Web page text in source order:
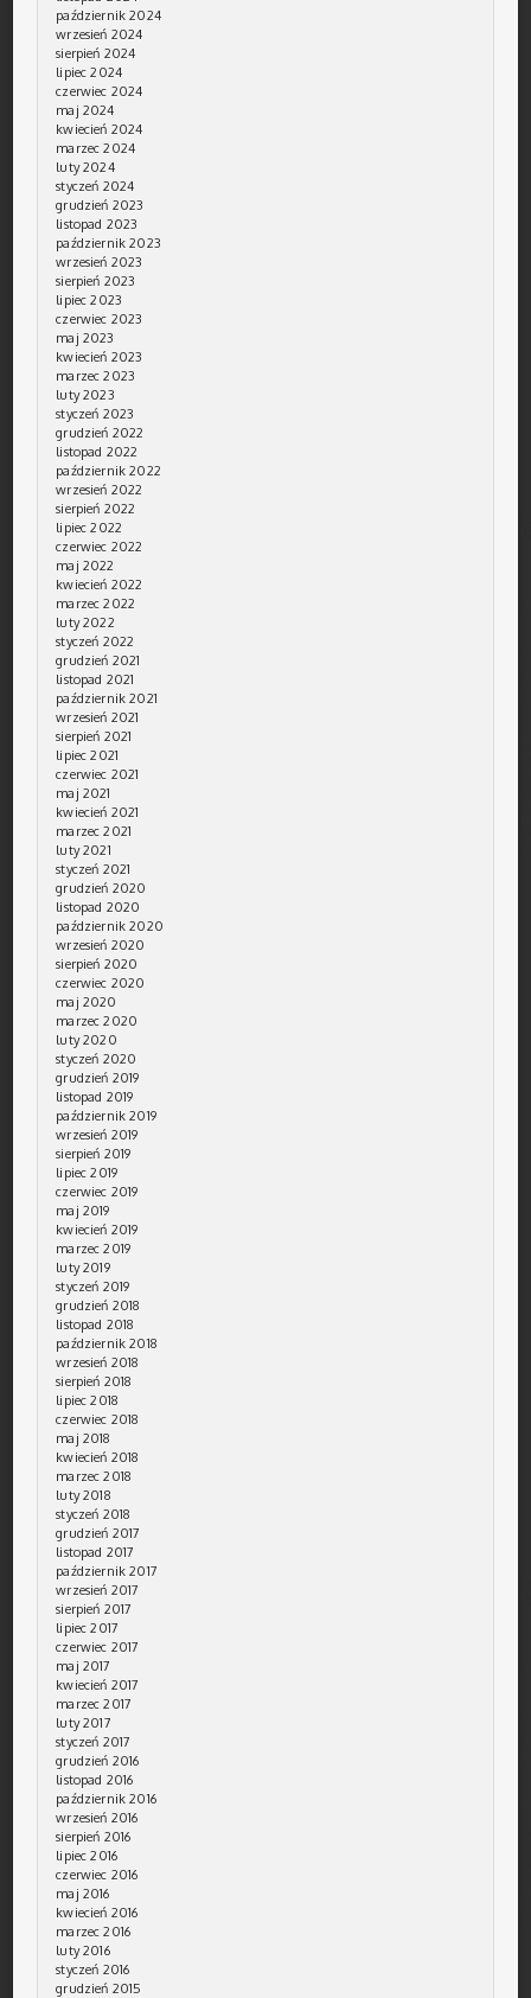
październik 2024
wrzesień 2024
sierpień 2024
lipiec 2024
czerwiec 2024
maj 2024
kwiecień 2024
marzec 2024
luty 2024
styczeń 2024
grudzień 2023
listopad 2023
październik 2023
wrzesień 2023
sierpień 2023
lipiec 2023
czerwiec 2023
maj 2023
kwiecień 2023
marzec 2023
luty 2023
styczeń 2023
grudzień 2022
listopad 2022
październik 2022
wrzesień 2022
sierpień 2022
lipiec 2022
czerwiec 2022
maj 2022
kwiecień 2022
marzec 2022
luty 2022
styczeń 2022
grudzień 2021
listopad 2021
październik 2021
wrzesień 2021
sierpień 2021
lipiec 2021
czerwiec 2021
maj 2021
kwiecień 2021
marzec 2021
luty 2021
styczeń 2021
grudzień 2020
listopad 2020
październik 2020
wrzesień 2020
sierpień 2020
czerwiec 2020
maj 2020
marzec 2020
luty 2020
styczeń 2020
grudzień 2019
listopad 2019
październik 2019
wrzesień 2019
sierpień 2019
lipiec 2019
czerwiec 2019
maj 2019
kwiecień 2019
marzec 2019
luty 2019
styczeń 2019
grudzień 2018
listopad 2018
październik 2018
wrzesień 2018
sierpień 2018
lipiec 2018
czerwiec 2018
maj 2018
kwiecień 2018
marzec 2018
luty 2018
styczeń 2018
grudzień 2017
listopad 2017
październik 2017
wrzesień 2017
sierpień 2017
lipiec 2017
czerwiec 2017
maj 2017
kwiecień 2017
marzec 2017
luty 2017
styczeń 2017
grudzień 2016
listopad 2016
październik 2016
wrzesień 2016
sierpień 2016
lipiec 2016
czerwiec 2016
maj 2016
kwiecień 2016
marzec 2016
luty 2016
styczeń 2016
grudzień 2015